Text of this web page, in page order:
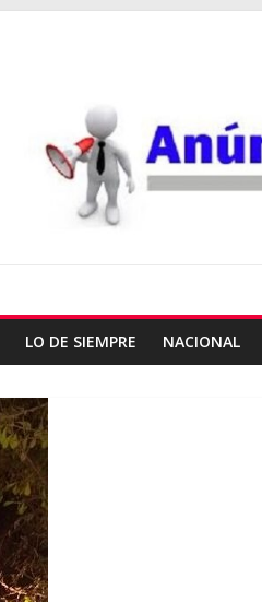
LO DE SIEMPRE NACIONAL